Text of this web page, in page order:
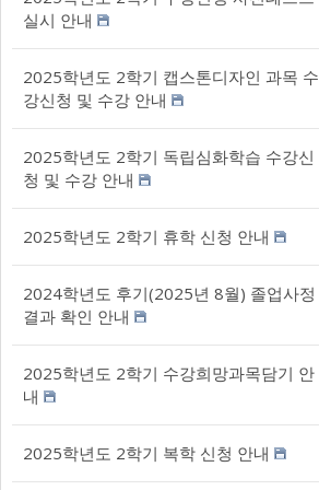
실시 안내
2025학년도 2학기 캡스톤디자인 과목 수
강신청 및 수강 안내
2025학년도 2학기 독립심화학습 수강신
청 및 수강 안내
2025학년도 2학기 휴학 신청 안내
2024학년도 후기(2025년 8월) 졸업사정
결과 확인 안내
2025학년도 2학기 수강희망과목담기 안
내
2025학년도 2학기 복학 신청 안내